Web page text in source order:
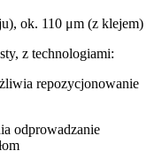
ok. 110 μm (z klejem)
z technologiami:
repozycjonowanie
odprowadzanie